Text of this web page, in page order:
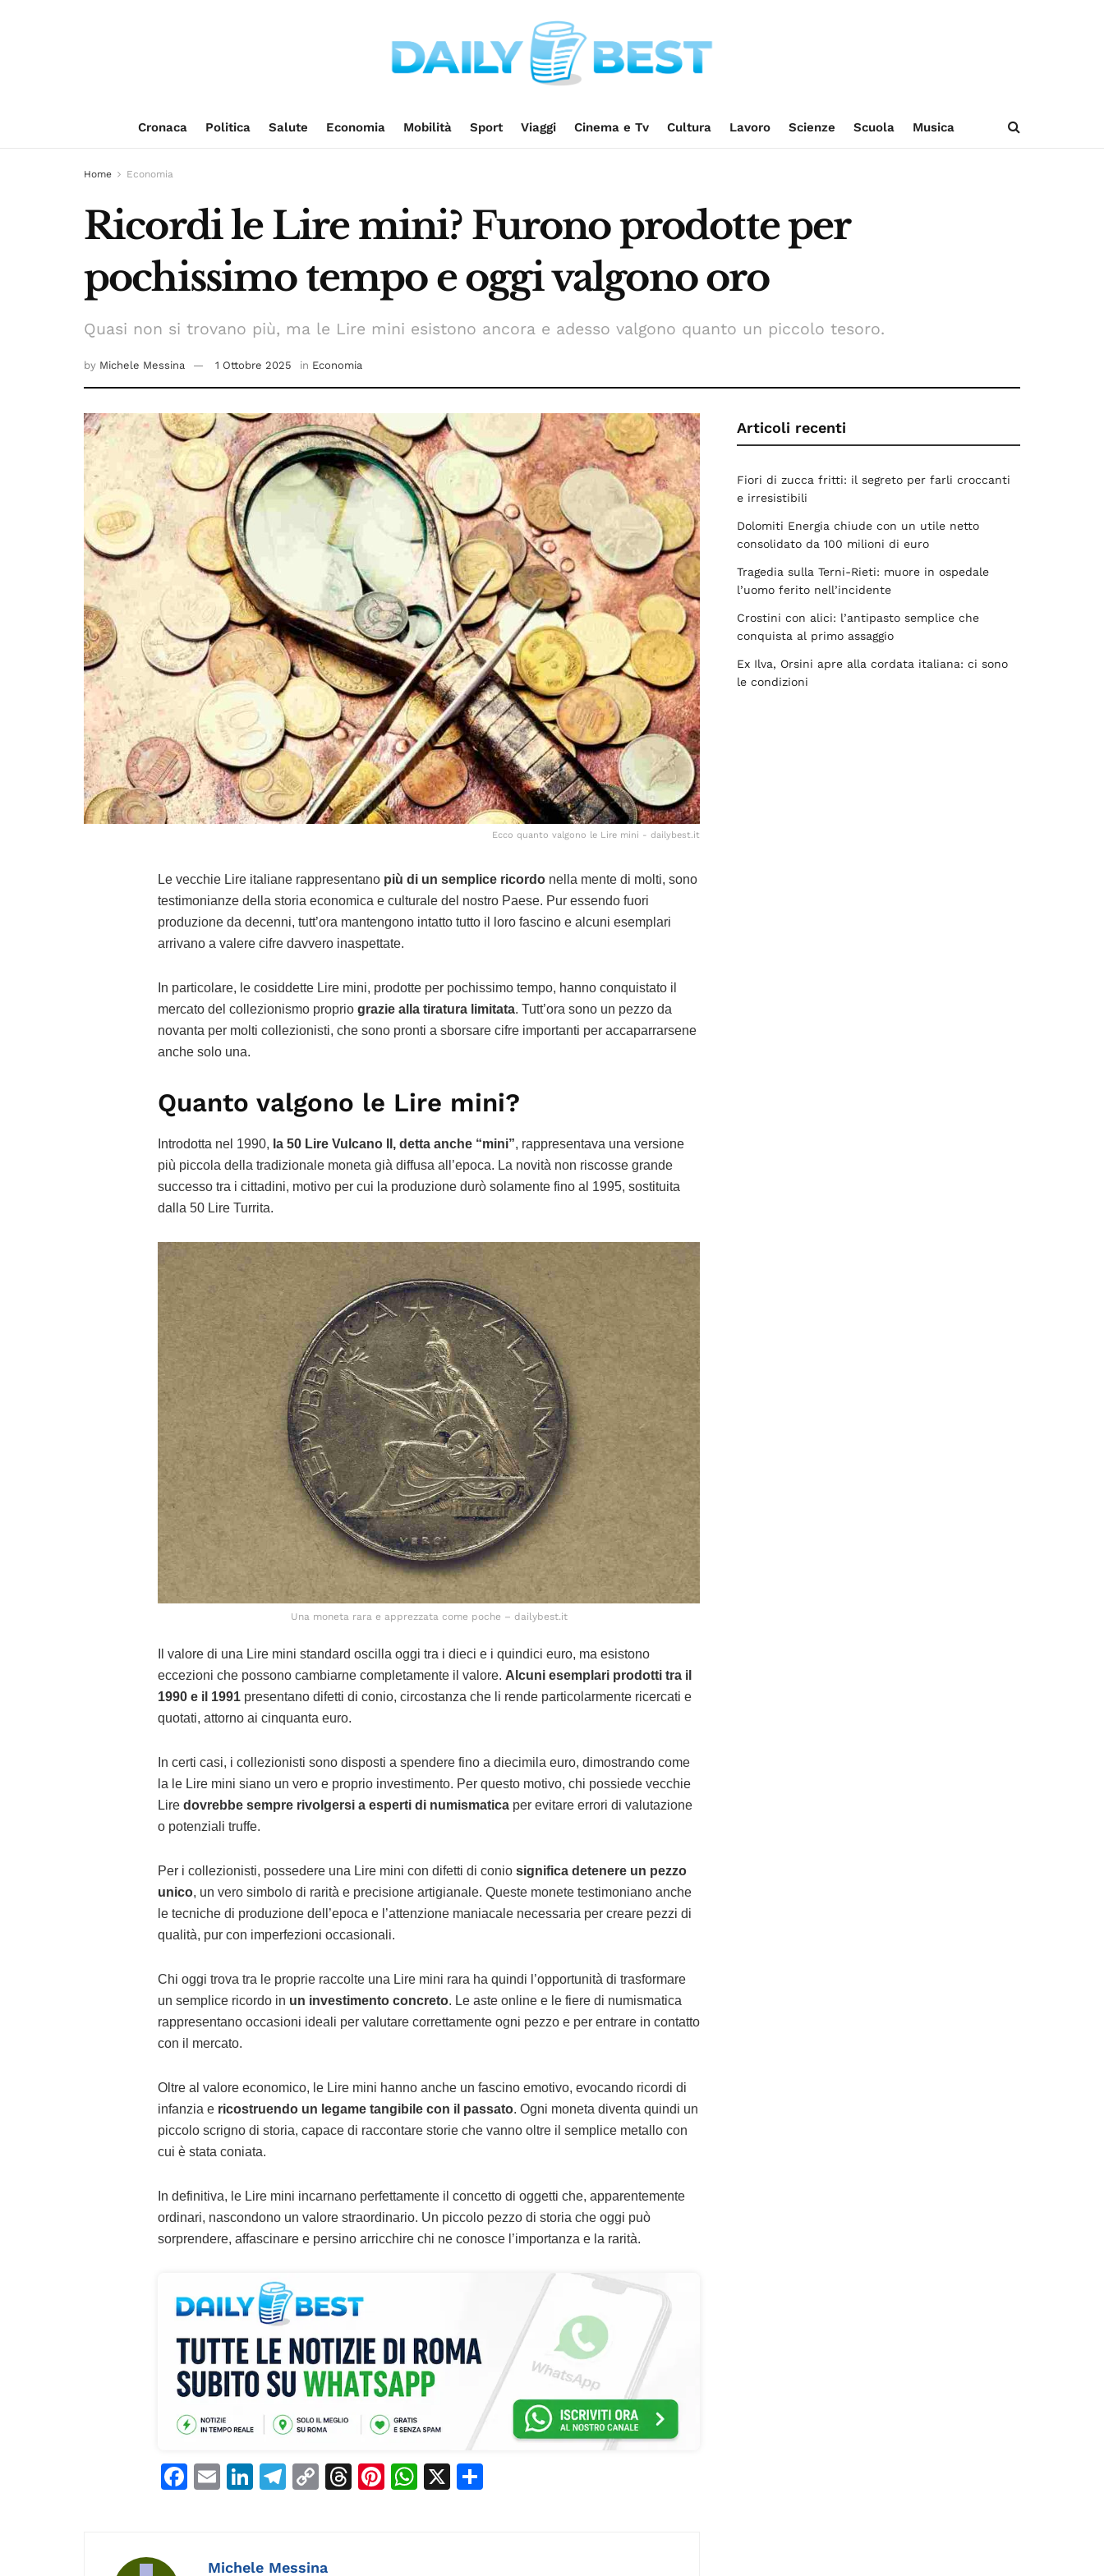
Cronaca Politica Salute Economia Mobilità Sport Viaggi Cinema e Tv Cultura Lavoro Scienze Scuola Musica
Home Economia
Ricordi le Lire mini? Furono prodotte per
pochissimo tempo e oggi valgono oro
Quasi non si trovano più, ma le Lire mini esistono ancora e adesso valgono quanto un piccolo tesoro.
by Michele Messina 1 Ottobre 2025 in Economia
Ecco quanto valgono le Lire mini - dailybest.it
Le vecchie Lire italiane rappresentano più di un semplice ricordo nella mente di molti, sono
testimonianze della storia economica e culturale del nostro Paese. Pur essendo fuori
produzione da decenni, tutt’ora mantengono intatto tutto il loro fascino e alcuni esemplari
arrivano a valere cifre davvero inaspettate.
In particolare, le cosiddette Lire mini, prodotte per pochissimo tempo, hanno conquistato il
mercato del collezionismo proprio grazie alla tiratura limitata. Tutt’ora sono un pezzo da
novanta per molti collezionisti, che sono pronti a sborsare cifre importanti per accaparrarsene
anche solo una.
Quanto valgono le Lire mini?
Introdotta nel 1990, la 50 Lire Vulcano II, detta anche “mini”, rappresentava una versione
più piccola della tradizionale moneta già diffusa all’epoca. La novità non riscosse grande
successo tra i cittadini, motivo per cui la produzione durò solamente fino al 1995, sostituita
dalla 50 Lire Turrita.
Una moneta rara e apprezzata come poche – dailybest.it
Il valore di una Lire mini standard oscilla oggi tra i dieci e i quindici euro, ma esistono
eccezioni che possono cambiarne completamente il valore. Alcuni esemplari prodotti tra il
1990 e il 1991 presentano difetti di conio, circostanza che li rende particolarmente ricercati e
quotati, attorno ai cinquanta euro.
In certi casi, i collezionisti sono disposti a spendere fino a diecimila euro, dimostrando come
la le Lire mini siano un vero e proprio investimento. Per questo motivo, chi possiede vecchie
Lire dovrebbe sempre rivolgersi a esperti di numismatica per evitare errori di valutazione
o potenziali truffe.
Per i collezionisti, possedere una Lire mini con difetti di conio significa detenere un pezzo
unico, un vero simbolo di rarità e precisione artigianale. Queste monete testimoniano anche
le tecniche di produzione dell’epoca e l’attenzione maniacale necessaria per creare pezzi di
qualità, pur con imperfezioni occasionali.
Chi oggi trova tra le proprie raccolte una Lire mini rara ha quindi l’opportunità di trasformare
un semplice ricordo in un investimento concreto. Le aste online e le fiere di numismatica
rappresentano occasioni ideali per valutare correttamente ogni pezzo e per entrare in contatto
con il mercato.
Oltre al valore economico, le Lire mini hanno anche un fascino emotivo, evocando ricordi di
infanzia e ricostruendo un legame tangibile con il passato. Ogni moneta diventa quindi un
piccolo scrigno di storia, capace di raccontare storie che vanno oltre il semplice metallo con
cui è stata coniata.
In definitiva, le Lire mini incarnano perfettamente il concetto di oggetti che, apparentemente
ordinari, nascondono un valore straordinario. Un piccolo pezzo di storia che oggi può
sorprendere, affascinare e persino arricchire chi ne conosce l’importanza e la rarità.
F
E
l
Li
e
T
gr
C
T
Pi W X
Michele Messina
Articoli recenti
Fiori di zucca fritti: il segreto per farli croccanti
e irresistibili
Dolomiti Energia chiude con un utile netto
consolidato da 100 milioni di euro
Tragedia sulla Terni-Rieti: muore in ospedale
l’uomo ferito nell’incidente
Crostini con alici: l’antipasto semplice che
conquista al primo assaggio
Ex Ilva, Orsini apre alla cordata italiana: ci sono
le condizioni